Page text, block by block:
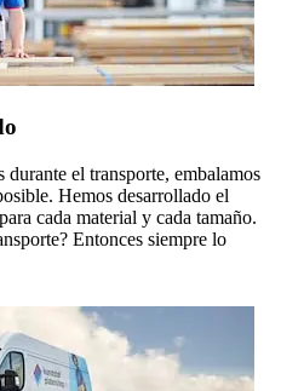
el transporte, embalamos
Hemos desarrollado el
cada material y cada tamaño.
Entonces siempre lo